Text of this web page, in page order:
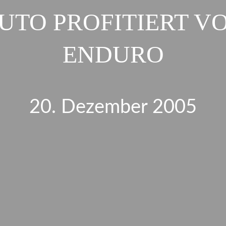
PROFITIERT
ENDURO
20. Dezember 2005